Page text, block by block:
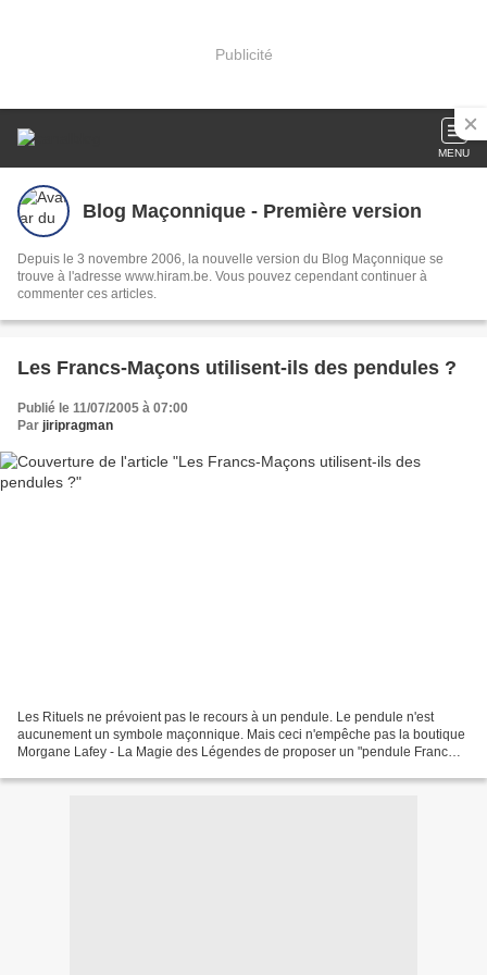
Publicité
MENU
Blog Maçonnique - Première version
Depuis le 3 novembre 2006, la nouvelle version du Blog Maçonnique se
trouve à l'adresse www.hiram.be. Vous pouvez cependant continuer à
commenter ces articles.
Les Francs-Maçons utilisent-ils des pendules ?
Publié le 11/07/2005 à 07:00
Par jiripragman
Les Rituels ne prévoient pas le recours à un pendule. Le pendule n'est
aucunement un symbole maçonnique. Mais ceci n'empêche pas la boutique
Morgane Lafey - La Magie des Légendes de proposer un "pendule Franc